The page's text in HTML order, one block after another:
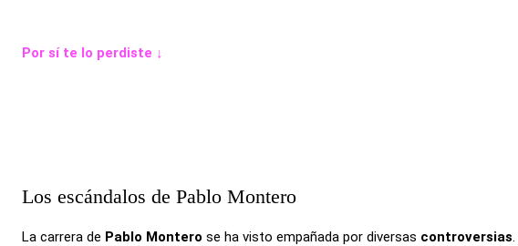
Por sí te lo perdiste ↓
Los escándalos de Pablo Montero
La carrera de Pablo Montero se ha visto empañada por diversas controversias